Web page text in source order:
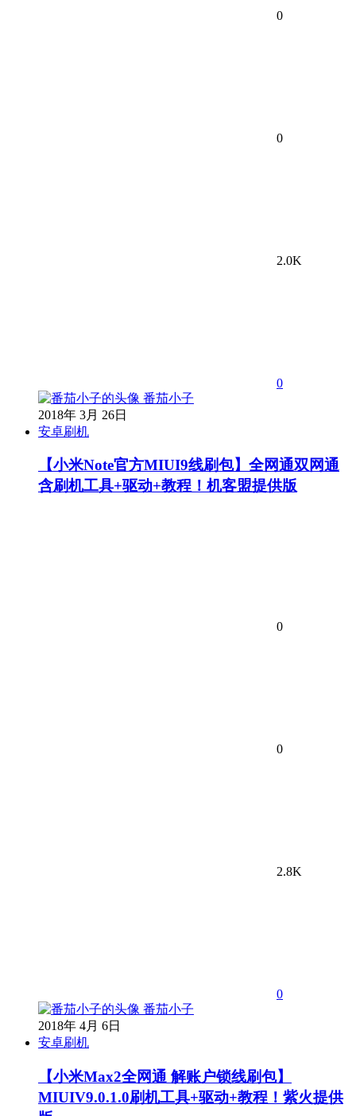
0
0
2.0K
0
番茄小子
2018年 3月 26日
安卓刷机
【小米Note官方MIUI9线刷包】全网通双网通
含刷机工具+驱动+教程！机客盟提供版
0
0
2.8K
0
番茄小子
2018年 4月 6日
安卓刷机
【小米Max2全网通 解账户锁线刷包】
MIUIV9.0.1.0刷机工具+驱动+教程！紫火提供